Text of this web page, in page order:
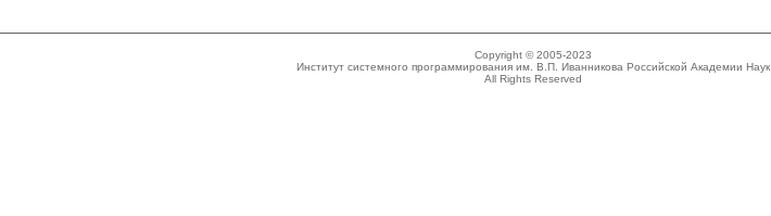
Copyright © 2005-2023
Институт системного программирования им. В.П. Иванникова Российской Академии Наук
All Rights Reserved